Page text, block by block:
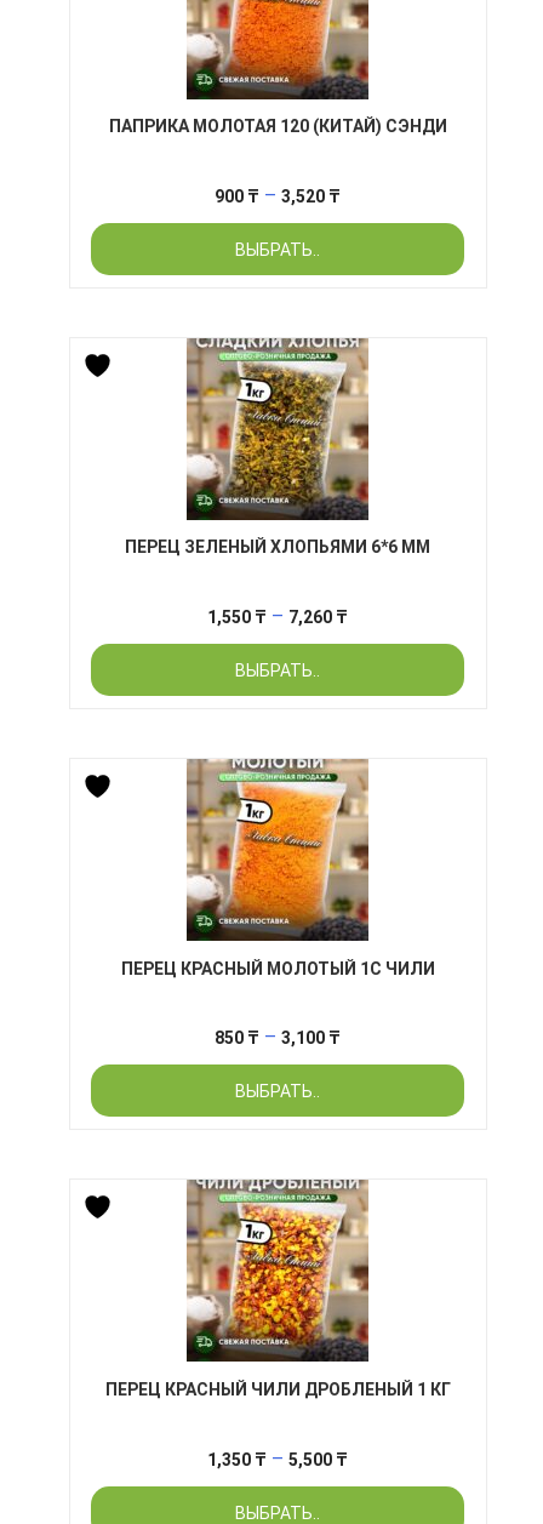
ПАПРИКА МОЛОТАЯ 120 (КИТАЙ) СЭНДИ
900 ₸ – 3,520 ₸
цен:
–
ВЫБРАТЬ..
ПЕРЕЦ ЗЕЛЕНЫЙ ХЛОПЬЯМИ 6*6 ММ
1,550 ₸ – 7,260 ₸
цен:
–
ВЫБРАТЬ..
ПЕРЕЦ КРАСНЫЙ МОЛОТЫЙ 1С ЧИЛИ
850 ₸ – 3,100 ₸
цен:
–
ВЫБРАТЬ..
ПЕРЕЦ КРАСНЫЙ ЧИЛИ ДРОБЛЕНЫЙ 1 КГ
1,350 ₸ – 5,500 ₸
цен:
ВЫБРАТЬ..